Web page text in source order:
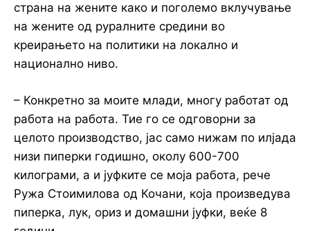
страна на жените како и поголемо вклучување
на жените од руралните средини во
креирањето на политики на локално и
национално ниво.
– Конкретно за моите млади, многу работат од
работа на работа. Тие го се одговорни за
целото производство, јас само нижам по илјада
низи пиперки годишно, околу 600-700
килограми, а и јуфките се моја работа, рече
Ружа Стоимилова од Кочани, која произведува
пиперка, лук, ориз и домашни јуфки, веќе 8